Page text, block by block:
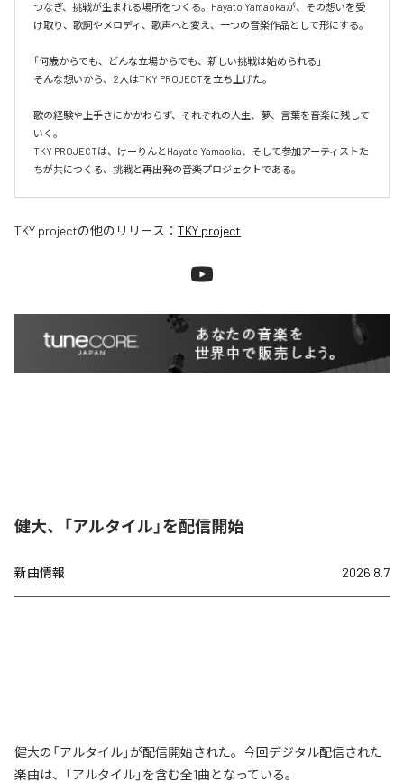
つなぎ、挑戦が生まれる場所をつくる。Hayato Yamaokaが、その想いを受
け取り、歌詞やメロディ、歌声へと変え、一つの音楽作品として形にする。
「何歳からでも、どんな立場からでも、新しい挑戦は始められる」
そんな想いから、2人はTKY PROJECTを立ち上げた。
歌の経験や上手さにかかわらず、それぞれの人生、夢、言葉を音楽に残して
いく。
TKY PROJECTは、けーりんとHayato Yamaoka、そして参加アーティストた
ちが共につくる、挑戦と再出発の音楽プロジェクトである。
TKY projectの他のリリース： TKY project
健大、「アルタイル」を配信開始
新曲情報 2026.8.7
健大の「アルタイル」が配信開始された。今回デジタル配信された
楽曲は、「アルタイル」を含む全1曲となっている。